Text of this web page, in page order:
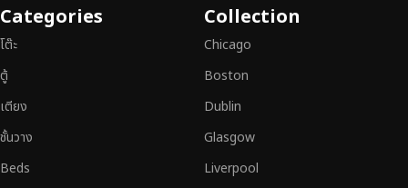
ประกันคุณภาพและการบริการที่ดีที่สุด
Categories
โต๊ะ
ตู้
เตียง
ชั้นวาง
Beds
Collection
Chicago
Boston
Dublin
Glasgow
Liverpool